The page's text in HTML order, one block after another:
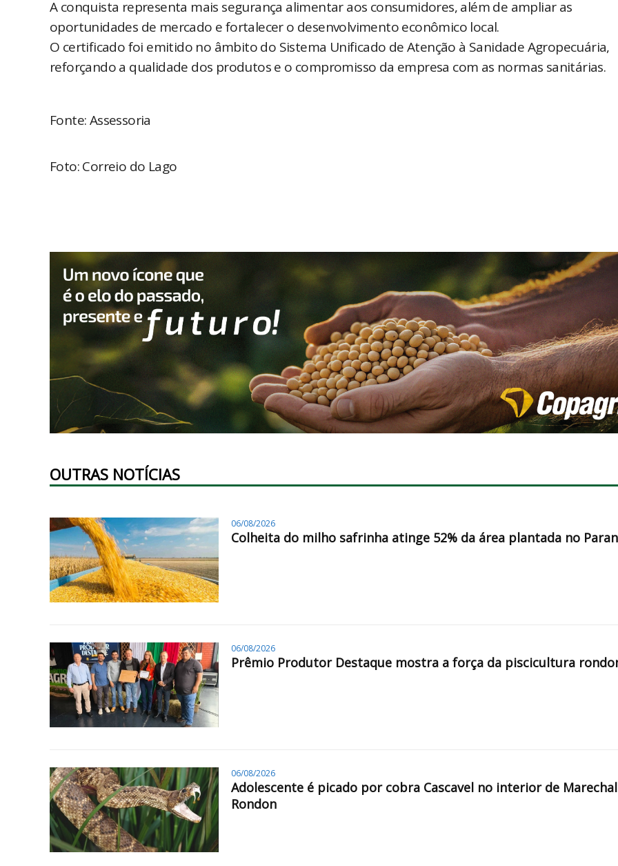
A conquista representa mais segurança alimentar aos consumidores, além de ampliar as
oportunidades de mercado e fortalecer o desenvolvimento econômico local.
O certificado foi emitido no âmbito do Sistema Unificado de Atenção à Sanidade Agropecuária,
reforçando a qualidade dos produtos e o compromisso da empresa com as normas sanitárias.
Fonte: Assessoria
Foto: Correio do Lago
OUTRAS NOTÍCIAS
06/08/2026
Colheita do milho safrinha atinge 52% da área plantada no
06/08/2026
Prêmio Produtor Destaque mostra a força da piscicultura
06/08/2026
Adolescente é picado por cobra Cascavel no interior de Marechal
Rondon